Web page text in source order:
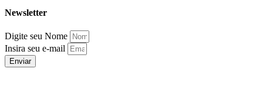
Newsletter
Digite seu Nome
Insira seu e-mail
Enviar